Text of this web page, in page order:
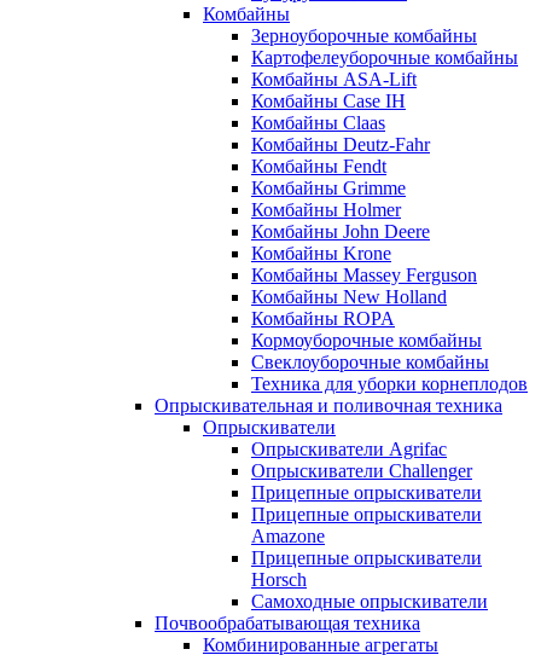
Комбайны
Зерноуборочные комбайны
Картофелеуборочные комбайны
Комбайны ASA-Lift
Комбайны Case IH
Комбайны Claas
Комбайны Deutz-Fahr
Комбайны Fendt
Комбайны Grimme
Комбайны Holmer
Комбайны John Deere
Комбайны Krone
Комбайны Massey Ferguson
Комбайны New Holland
Комбайны ROPA
Кормоуборочные комбайны
Свеклоуборочные комбайны
Техника для уборки корнеплодов
Опрыскивательная и поливочная техника
Опрыскиватели
Опрыскиватели Agrifac
Опрыскиватели Challenger
Прицепные опрыскиватели
Прицепные опрыскиватели
Amazone
Прицепные опрыскиватели
Horsch
Самоходные опрыскиватели
Почвообрабатывающая техника
Комбинированные агрегаты